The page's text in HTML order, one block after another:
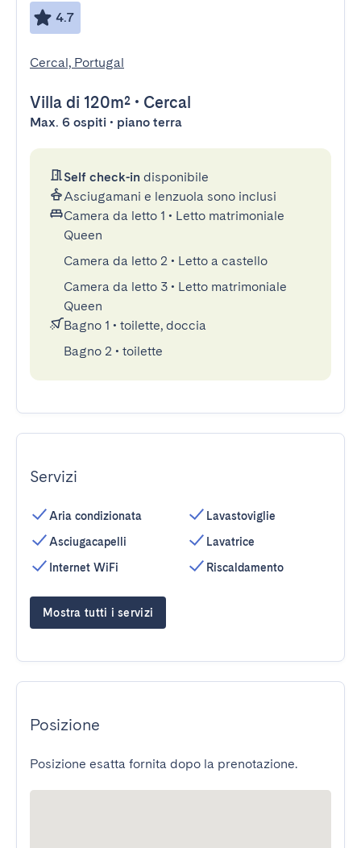
4.7
Cercal, Portugal
Villa di 120m² • Cercal
Max. 6 ospiti • piano terra
Self check-in disponibile
Asciugamani e lenzuola sono inclusi
Camera da letto 1 • Letto matrimoniale
Queen
Camera da letto 2 • Letto a castello
Camera da letto 3 • Letto matrimoniale
Queen
Bagno 1 • toilette, doccia
Bagno 2 • toilette
Servizi
Aria condizionata
Asciugacapelli
Internet WiFi
Lavastoviglie
Lavatrice
Riscaldamento
Mostra tutti i servizi
Posizione
Posizione esatta fornita dopo la prenotazione.